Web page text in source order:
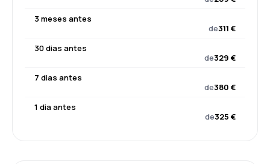
3 meses antes
de311 €
30 dias antes
de329 €
7 dias antes
de380 €
1 dia antes
de325 €